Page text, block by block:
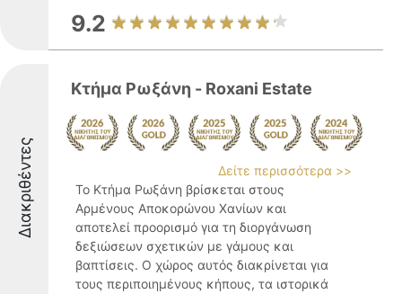
9.2
Διακριθέντες
Κτήμα Ρωξάνη - Roxani Estate
Δείτε περισσότερα >>
Το Κτήμα Ρωξάνη βρίσκεται στους
Αρμένους Αποκορώνου Χανίων και
αποτελεί προορισμό για τη διοργάνωση
δεξιώσεων σχετικών με γάμους και
βαπτίσεις. Ο χώρος αυτός διακρίνεται για
τους περιποιημένους κήπους, τα ιστορικά